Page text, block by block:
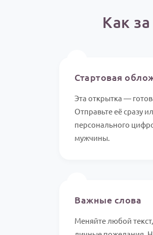
Как
Стартовая
Эта открытка —
Отправьте её сразу
персонального
мужчины.
Важные слова
Меняйте любой